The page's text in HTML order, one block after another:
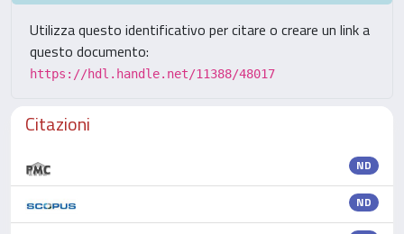
Utilizza questo identificativo per citare o creare un link a
questo documento:
https://hdl.handle.net/11388/48017
Citazioni
ND
ND